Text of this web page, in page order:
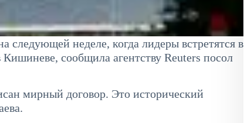
неделе, когда лидеры встретятся в
сообщила агентству Reuters посол
мирный договор. Это исторический